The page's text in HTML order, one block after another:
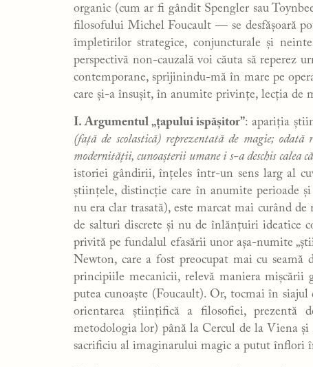
organic (cum ar fi gândit Spengler sau
filosofului Michel Foucault — se desfășoară
împletirilor strategice, conjuncturale și
perspectivă non-cauzală voi căuta să reperez
contemporane, sprijinindu-mă în mare pe
care și-a însușit, în anumite privințe, lecția de
I. Argumentul „țapului ispășitor”: apariția
(față de scolastică) reprezentată de magie;
modernității, cunoașterii umane i s-a deschis calea
istoriei gândirii, înțeles într-un sens larg al
științele, distincție care în anumite perioade
nu era clar trasată), este marcat mai curând
de salturi discrete și nu de înlănțuiri ideatice
privită pe fundalul efasării unor așa-numite
Newton, care a fost preocupat mai cu seamă
principiile mecanicii, relevă maniera mișcării
putea cunoaște (Foucault). Or, tocmai în
orientarea științifică a filosofiei, prezentă
metodologia lor) până la Cercul de la Viena și
sacrificiu al imaginarului magic a putut înflori